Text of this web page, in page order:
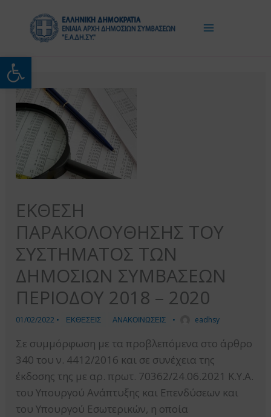
Ανοίξτε τη γραμμή
περιεχόμενο
ΕΚΘΕΣΗ
ΠΑΡΑΚΟΛΟΥΘΗΣΗΣ ΤΟΥ
ΣΥΣΤΗΜΑΤΟΣ ΤΩΝ
ΔΗΜΟΣΙΩΝ ΣΥΜΒΑΣΕΩΝ
ΠΕΡΙΟΔΟΥ 2018 – 2020
01/02/2022 • ΕΚΘΕΣΕΙΣ ΑΝΑΚΟΙΝΩΣΕΙΣ • eadhsy
Σε συμμόρφωση με τα προβλεπόμενα στο άρθρο
340 του ν. 4412/2016 και σε συνέχεια της
έκδοσης της με αρ. πρωτ. 70362/24.06.2021 K.Y.A.
του Υπουργού Ανάπτυξης και Επενδύσεων και
του Υπουργού Εσωτερικών, η οποία